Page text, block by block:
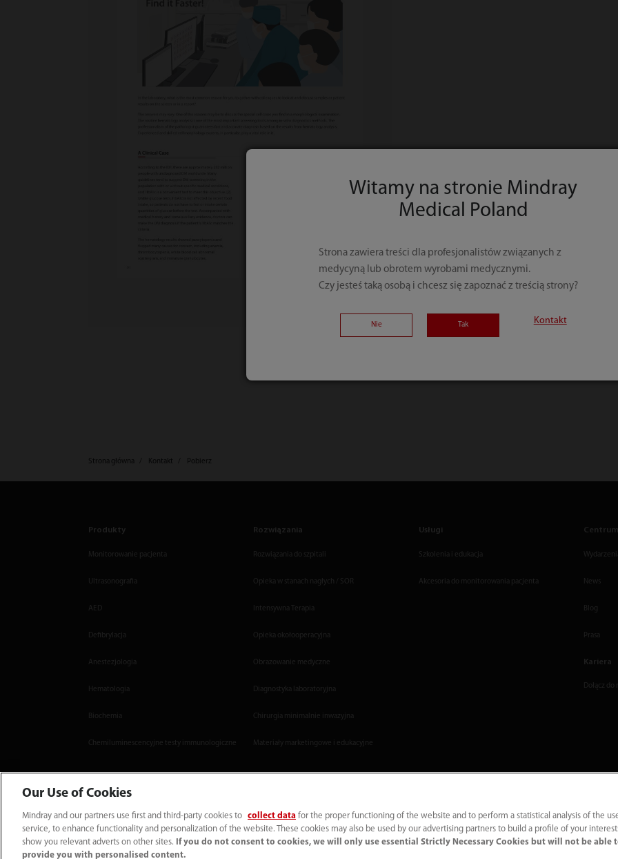
Strona główna Kontakt Pobierz
Produkty
Monitorowanie pacjenta
Ultrasonografia
AED
Defibrylacja
Anestezjologia
Hematologia
Biochemia
Chemiluminescencyjne testy immunologiczne
Rozwiązania
Rozwiązania do szpitali
Opieka w stanach nagłych / SOR
Intensywna Terapia
Opieka okołooperacyjna
Obrazowanie medyczne
Diagnostyka laboratoryjna
Chirurgia minimalnie inwazyjna
Materiały marketingowe i edukacyjne
Usługi
Szkolenia i edukacja
Akcesoria do monitorowania pacjenta News
Blog
Prasa
Kariera
Dołącz do
(22) 463 80 80 info-pl@mindray.com
Witamy na stronie Mindray
Medical Poland
Strona zawiera treści dla profesjonalistów związanych z
medycyną lub obrotem wyrobami medycznymi.
Czy jesteś taką osobą i chcesz się zapoznać z treścią strony?
Nie Tak Kontakt
Our Use of Cookies
Mindray and our partners use first and third-party cookies to collect data for the proper functioning of the website and to perform a statistical analysis of the
service, to enhance functionality and personalization of the website. These cookies may also be used by our advertising partners to build a profile of your
show you relevant adverts on other sites.
If you do not consent to cookies, we will only use essential Strictly Necessary Cookies but will not be able
provide you with personalised content.